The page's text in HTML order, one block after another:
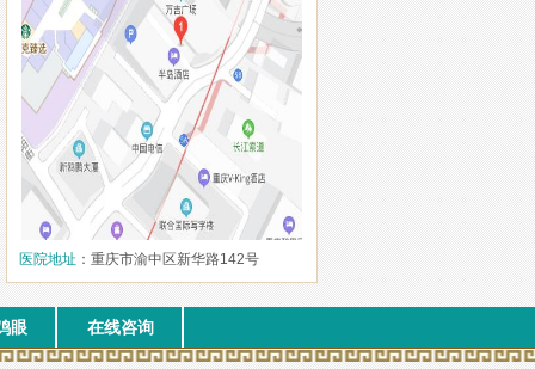
医院地址 ：重庆市渝中区新华路142号
眼 在线咨询